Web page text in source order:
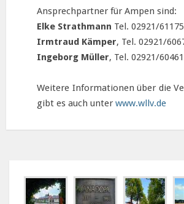
Ansprechpartner für Ampen sind:
Elke Strathmann Tel. 02921/61175
Irmtraud Kämper, Tel. 02921/
Ingeborg Müller, Tel. 02921/60461
Weitere Informationen über die
gibt es auch unter www.wllv.de